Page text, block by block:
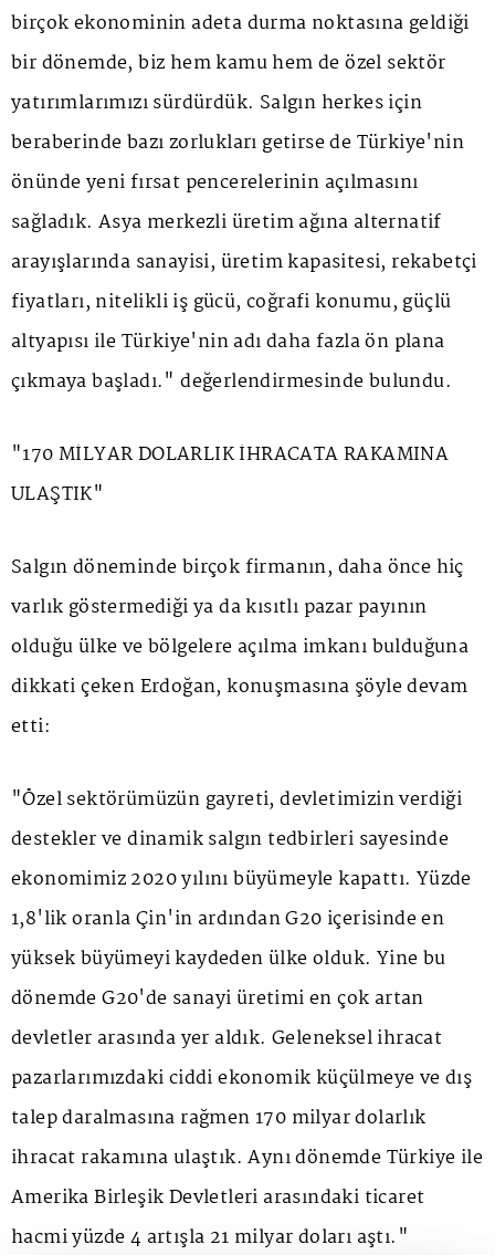
birçok ekonominin adeta durma noktasına geldiği
bir dönemde, biz hem kamu hem de özel sektör
yatırımlarımızı sürdürdük. Salgın herkes için
beraberinde bazı zorlukları getirse de Türkiye'nin
önünde yeni fırsat pencerelerinin açılmasını
sağladık. Asya merkezli üretim ağına alternatif
arayışlarında sanayisi, üretim kapasitesi, rekabetçi
fiyatları, nitelikli iş gücü, coğrafi konumu, güçlü
altyapısı ile Türkiye'nin adı daha fazla ön plana
çıkmaya başladı." değerlendirmesinde bulundu.
"170 MİLYAR DOLARLIK İHRACATA RAKAMINA
ULAŞTIK"
Salgın döneminde birçok firmanın, daha önce hiç
varlık göstermediği ya da kısıtlı pazar payının
olduğu ülke ve bölgelere açılma imkanı bulduğuna
dikkati çeken Erdoğan, konuşmasına şöyle devam
etti:
"Özel sektörümüzün gayreti, devletimizin verdiği
destekler ve dinamik salgın tedbirleri sayesinde
ekonomimiz 2020 yılını büyümeyle kapattı. Yüzde
1,8'lik oranla Çin'in ardından G20 içerisinde en
yüksek büyümeyi kaydeden ülke olduk. Yine bu
dönemde G20'de sanayi üretimi en çok artan
devletler arasında yer aldık. Geleneksel ihracat
pazarlarımızdaki ciddi ekonomik küçülmeye ve dış
talep daralmasına rağmen 170 milyar dolarlık
ihracat rakamına ulaştık. Aynı dönemde Türkiye ile
Amerika Birleşik Devletleri arasındaki ticaret
hacmi yüzde 4 artışla 21 milyar doları aştı."